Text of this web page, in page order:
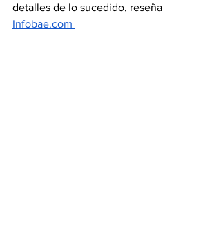
detalles de lo sucedido, reseña
Infobae.com